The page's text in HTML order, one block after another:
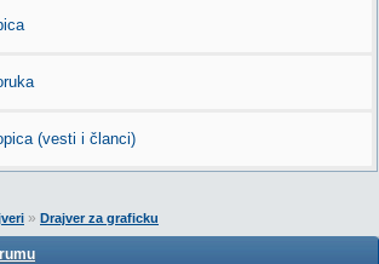
(vesti i članci)
» Drajver za graficku